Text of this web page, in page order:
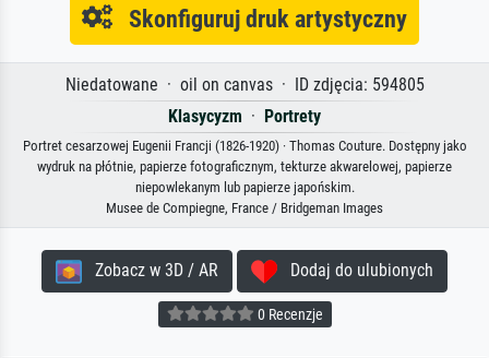
Skonfiguruj druk artystyczny
Niedatowane · oil on canvas · ID zdjęcia: 594805
Klasycyzm · Portrety
Portret cesarzowej Eugenii Francji (1826-1920) · Thomas Couture. Dostępny jako
wydruk na płótnie, papierze fotograficznym, tekturze akwarelowej, papierze
niepowlekanym lub papierze japońskim.
Musee de Compiegne, France / Bridgeman Images
Zobacz w 3D / AR Dodaj do ulubionych
0 Recenzje